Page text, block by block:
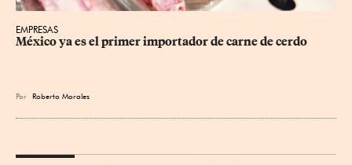
EMPRESAS
México ya es el primer importador de carne de cerdo
Por Roberto Morales